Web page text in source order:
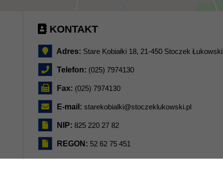
KONTAKT
Adres: Stare Kobiałki 18, 21-450 Stoczek Łukowski
Telefon: (025) 7974130
Fax: (025) 7974130
E-mail: starekobialki@stoczeklukowski.pl
NIP: 825 220 27 82
REGON: 52 62 75 451